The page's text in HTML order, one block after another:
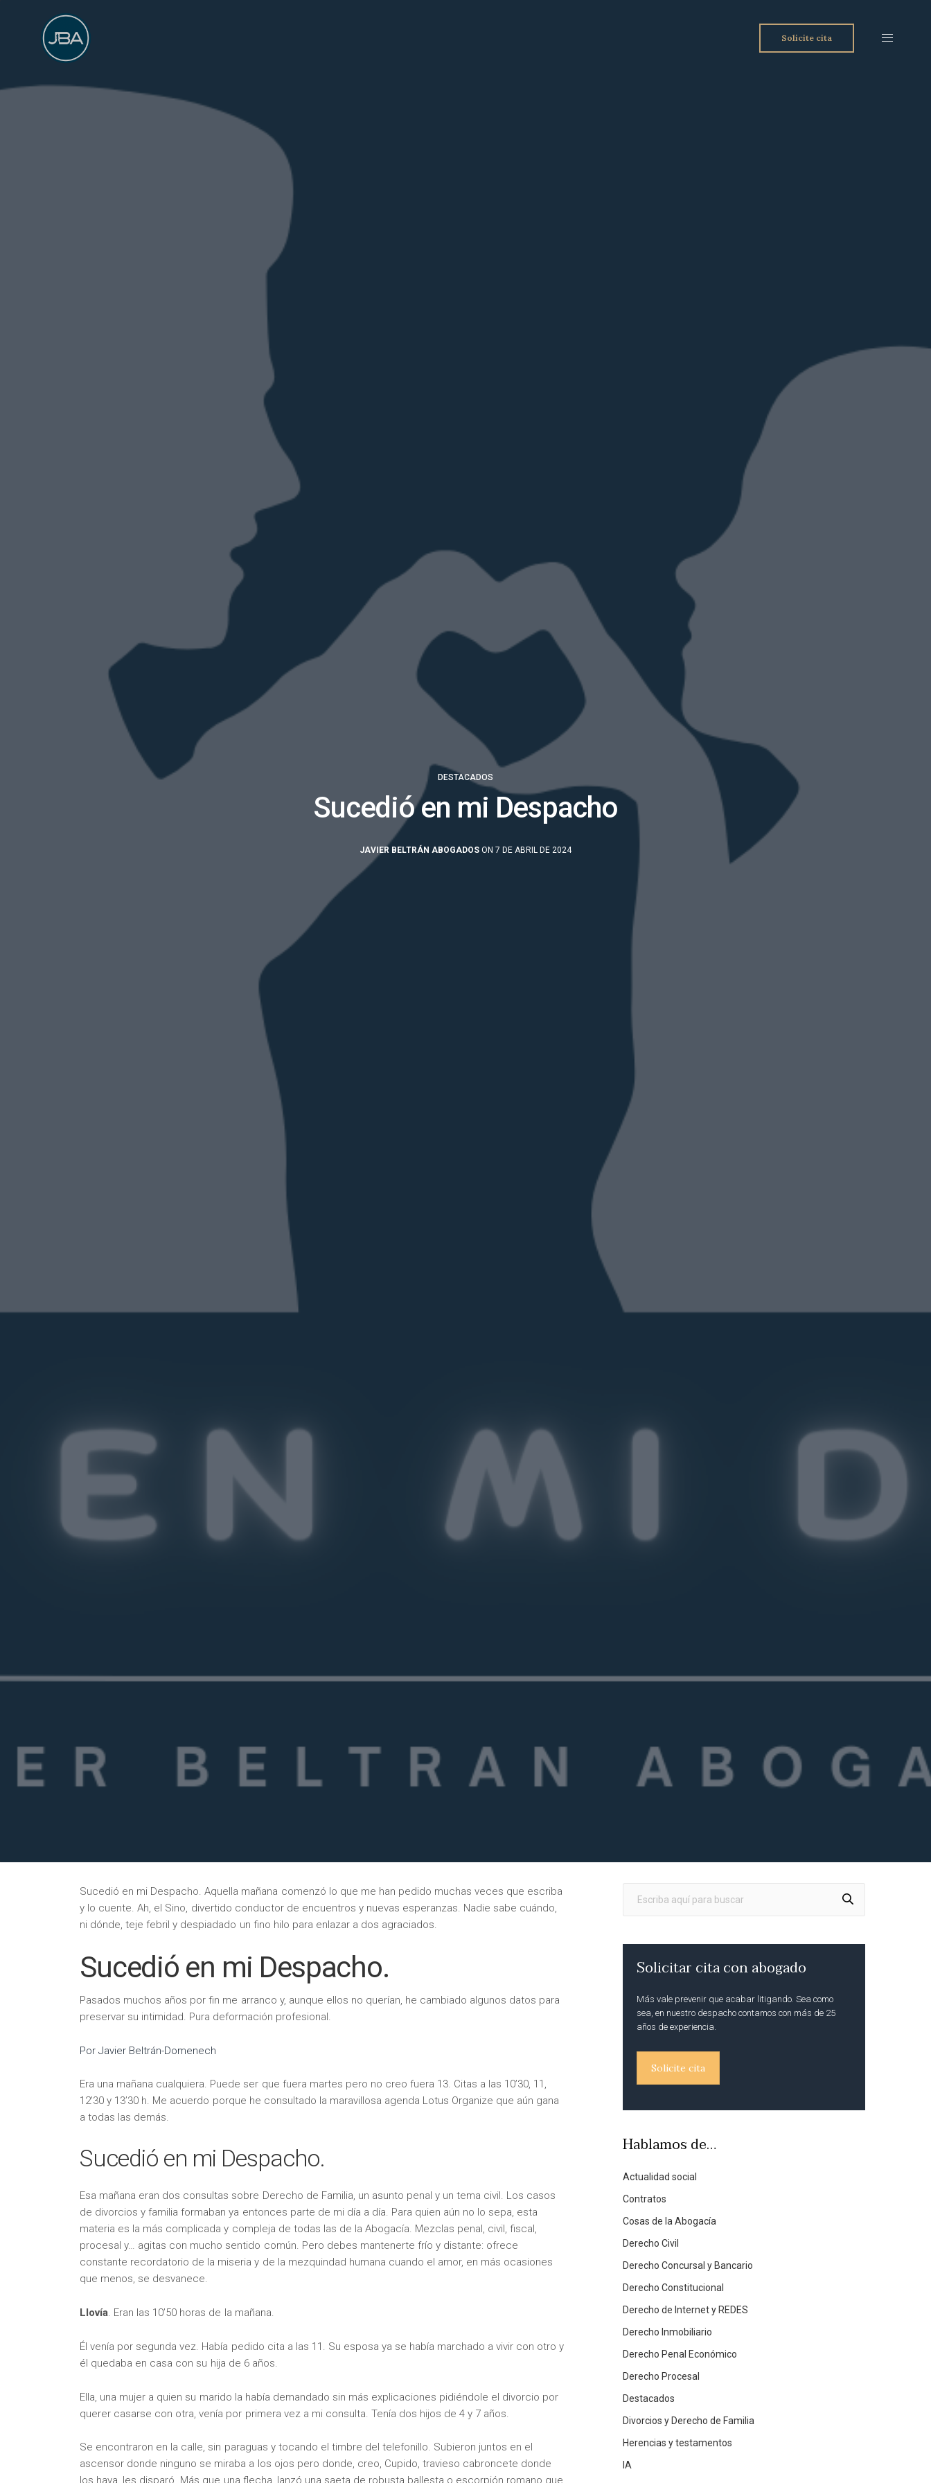
Solicite cita
DESTACADOS
Sucedió en mi Despacho
JAVIER BELTRÁN ABOGADOS ON 7 DE ABRIL DE 2024
Sucedió en mi Despacho. Aquella mañana comenzó lo que me han pedido muchas veces que escriba
y lo cuente. Ah, el Sino, divertido conductor de encuentros y nuevas esperanzas. Nadie sabe cuándo,
ni dónde, teje febril y despiadado un fino hilo para enlazar a dos agraciados.
Sucedió en mi Despacho.
Pasados muchos años por fin me arranco y, aunque ellos no querían, he cambiado algunos datos para
preservar su intimidad. Pura deformación profesional.
Por Javier Beltrán-Domenech
Era una mañana cualquiera. Puede ser que fuera martes pero no creo fuera 13. Citas a las 10’30, 11,
12’30 y 13’30 h. Me acuerdo porque he consultado la maravillosa agenda Lotus Organize que aún gana
a todas las demás.
Sucedió en mi Despacho.
Esa mañana eran dos consultas sobre Derecho de Familia, un asunto penal y un tema civil. Los casos
de divorcios y familia formaban ya entonces parte de mi día a día. Para quien aún no lo sepa, esta
materia es la más complicada y compleja de todas las de la Abogacía. Mezclas penal, civil, fiscal,
procesal y… agitas con mucho sentido común. Pero debes mantenerte frío y distante: ofrece
constante recordatorio de la miseria y de la mezquindad humana cuando el amor, en más ocasiones
que menos, se desvanece.
Llovía. Eran las 10’50 horas de la mañana.
Él venía por segunda vez. Había pedido cita a las 11. Su esposa ya se había marchado a vivir con otro y
él quedaba en casa con su hija de 6 años.
Ella, una mujer a quien su marido la había demandado sin más explicaciones pidiéndole el divorcio por
querer casarse con otra, venía por primera vez a mi consulta. Tenía dos hijos de 4 y 7 años.
Se encontraron en la calle, sin paraguas y tocando el timbre del telefonillo. Subieron juntos en el
ascensor donde ninguno se miraba a los ojos pero donde, creo, Cupido, travieso cabroncete donde
los haya, les disparó. Más que una flecha, lanzó una saeta de robusta ballesta o escorpión romano que,
Solicitar cita con abogado
Más vale prevenir que acabar litigando. Sea como
sea, en nuestro despacho contamos con más de 25
años de experiencia.
Solicite cita
Hablamos de…
Actualidad social
Contratos
Cosas de la Abogacía
Derecho Civil
Derecho Concursal y Bancario
Derecho Constitucional
Derecho de Internet y REDES
Derecho Inmobiliario
Derecho Penal Económico
Derecho Procesal
Destacados
Divorcios y Derecho de Familia
Herencias y testamentos
IA